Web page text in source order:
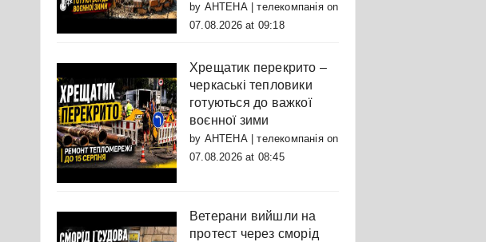
by АНТЕНА | телекомпаніяon
07.08.2026 at 09:18
Хрещатик перекрито –
черкаські тепловики
готуються до важкої
воєнної зими
by АНТЕНА | телекомпаніяon
07.08.2026 at 08:45
Ветерани вийшли на
протест через сморід